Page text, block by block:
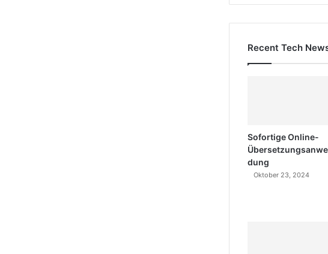
Recent Tech
Sofortige Online-
dung
Oktober 23, 2024